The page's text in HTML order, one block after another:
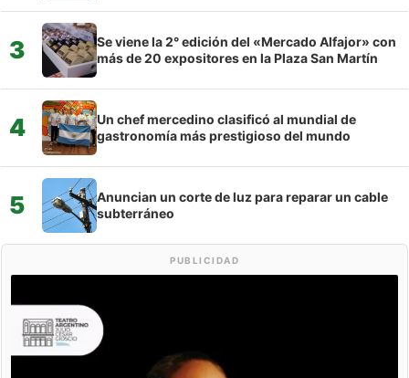
3
Se viene la 2° edición del «Mercado Alfajor» con
más de 20 expositores en la Plaza San Martín
4
Un chef mercedino clasificó al mundial de
gastronomía más prestigioso del mundo
5
Anuncian un corte de luz para reparar un cable
subterráneo
PUBLICIDAD